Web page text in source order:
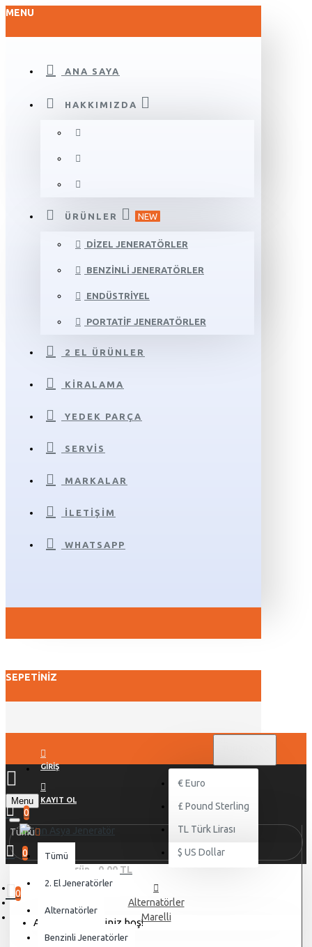
MENU
ANA SAYA
HAKKIMIZDA
ÜRÜNLER NEW
DIZEL JENERATÖRLER
BENZINLI JENERATÖRLER
ENDÜSTRIYEL
PORTATIF JENERATÖRLER
2 EL ÜRÜNLER
KIRALAMA
YEDEK PARÇA
SERVIS
MARKALAR
İLETIŞIM
WHATSAPP
SEPETINIZ
GIRIŞ
KAYIT OL
€ Euro
£ Pound Sterling
TL Türk Lirası
$ US Dollar
Menu
0
0
0 ürün - 0,00 TL
0
Alışveriş sepetiniz boş!
Tümü
Tümü
2. El Jeneratörler
Alternatörler
Benzinli Jeneratörler
Alternatörler
Marelli